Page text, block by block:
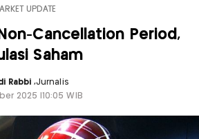
UPDATE
Cancellation Period,
Saham
Rabbi,Jurnalis
2025 |10:05 WIB